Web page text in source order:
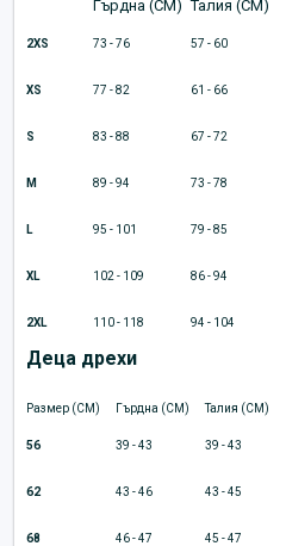
Гърдна (CM) Талия (CM)
2XS 73 - 76 57 - 60
XS 77 - 82 61 - 66
S 83 - 88 67 - 72
M 89 - 94 73 - 78
L 95 - 101 79 - 85
XL 102 - 109 86 - 94
2XL 110 - 118 94 - 104
Деца дрехи
Размер (CM) Гърдна (CM) Талия (CM)
56 39 - 43 39 - 43
62 43 - 46 43 - 45
68 46 - 47 45 - 47